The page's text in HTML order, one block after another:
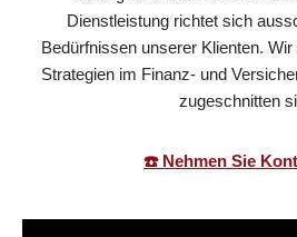
Dienstleistung richtet sich
Bedürfnissen unserer Klienten.
Strategien im Finanz- und
zugeschnitten
☎️ Nehmen Sie